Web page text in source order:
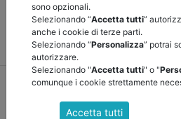
COMUNICAZIONI
RASSEGNA STAMPA
home notizie novità
sono opzionali.
Selezionando “Accetta tutti”
anche i cookie di terze parti.
Selezionando “Personalizza” potrai
autorizzare.
Selezionando "Accetta tutti" o "
comunque i cookie strettamente
Accetta tutti